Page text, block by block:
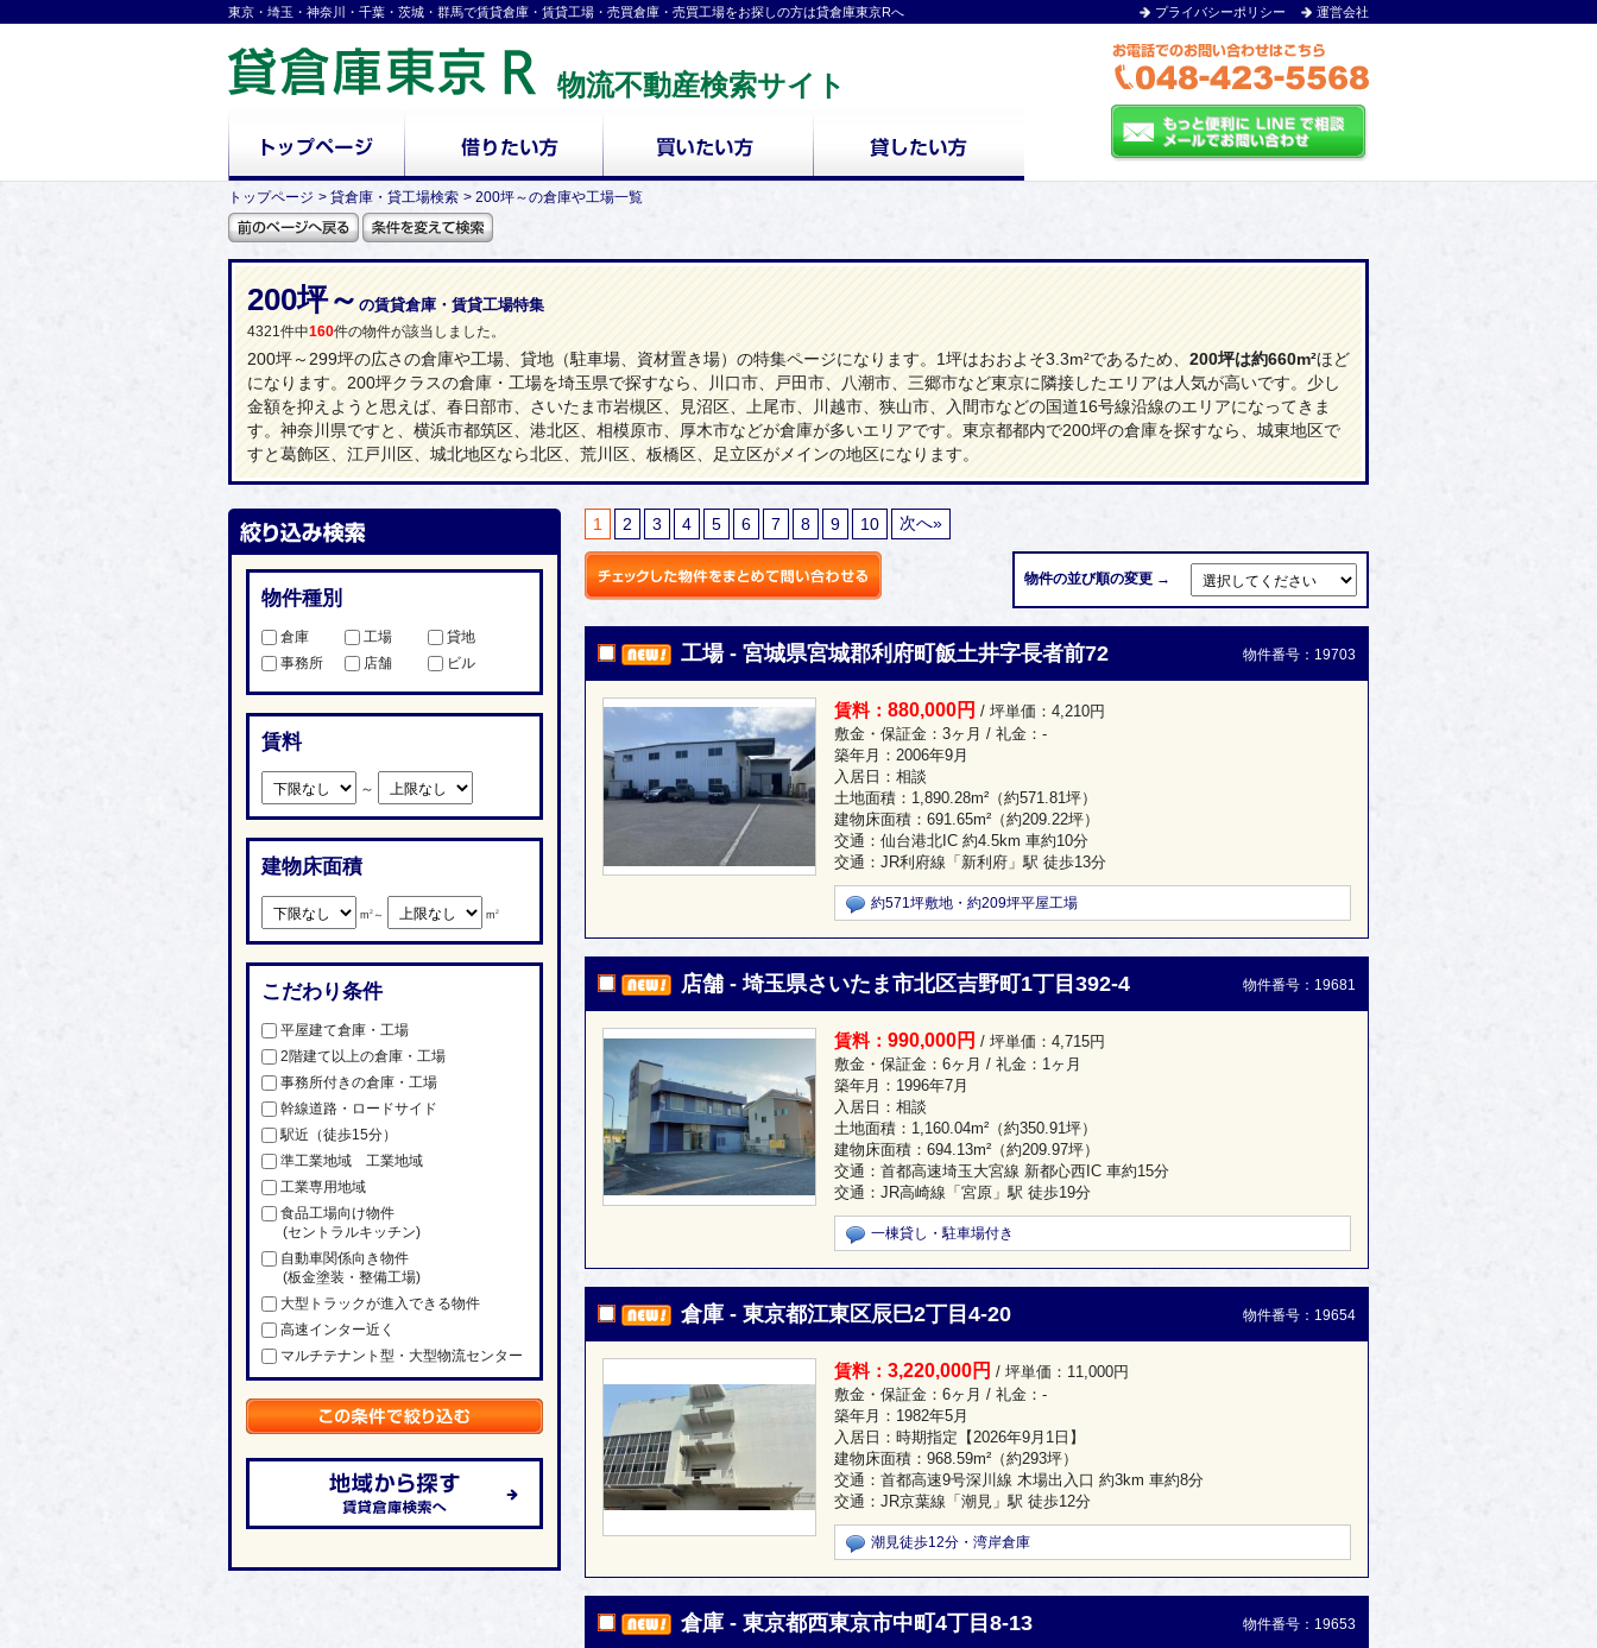
東京・埼玉・神奈川・千葉・茨城・群馬で賃貸倉庫・賃貸工場・売買倉庫・売買工場をお探しの方は貸倉庫東京Rへ プライバシーポリシー 運営会社
物流不動産検索サイト
トップページ 貸倉庫・貸工場検索 200坪～の倉庫や工場一覧
200坪～ の賃貸倉庫・賃貸工場特集
4321件中160件の物件が該当しました。
200坪～299坪の広さの倉庫や工場、貸地（駐車場、資材置き場）の特集ページになります。1坪はおおよそ3.3m²であるため、 200坪は約660m²ほど
になります。200坪クラスの倉庫・工場を埼玉県で探すなら、川口市、戸田市、八潮市、三郷市など東京に隣接したエリアは人気が高いです。少し
金額を抑えようと思えば、春日部市、さいたま市岩槻区、見沼区、上尾市、川越市、狭山市、入間市などの国道16号線沿線のエリアになってきま
す。神奈川県ですと、横浜市都筑区、港北区、相模原市、厚木市などが倉庫が多いエリアです。東京都都内で200坪の倉庫を探すなら、城東地区で
すと葛飾区、江戸川区、城北地区なら北区、荒川区、板橋区、足立区がメインの地区になります。
1 2 3 4 5 6 7 8 9 10 次へ»
物件の並び順の変更 →
工場 - 宮城県宮城郡利府町飯土井字長者前72 物件番号：19703
賃料： 880,000円 / 坪単価：4,210円
敷金・保証金：3ヶ月 / 礼金：-
築年月：2006年9月
入居日：相談
土地面積： 1,890.28m² （約571.81坪）
建物床面積： 691.65m² （約209.22坪）
交通：仙台港北IC 約4.5km 車約10分
交通：JR利府線「新利府」駅 徒歩13分
約571坪敷地・約209坪平屋工場
店舗 - 埼玉県さいたま市北区吉野町1丁目392-4 物件番号：19681
賃料： 990,000円 / 坪単価：4,715円
敷金・保証金：6ヶ月 / 礼金：1ヶ月
築年月：1996年7月
入居日：相談
土地面積： 1,160.04m² （約350.91坪）
建物床面積： 694.13m² （約209.97坪）
交通：首都高速埼玉大宮線 新都心西IC 車約15分
交通：JR高崎線「宮原」駅 徒歩19分
一棟貸し・駐車場付き
倉庫 - 東京都江東区辰巳2丁目4-20 物件番号：19654
賃料： 3,220,000円 / 坪単価：11,000円
敷金・保証金：6ヶ月 / 礼金：-
築年月：1982年5月
入居日：時期指定【2026年9月1日】
建物床面積： 968.59m² （約293坪）
交通：首都高速9号深川線 木場出入口 約3km 車約8分
交通：JR京葉線「潮見」駅 徒歩12分
潮見徒歩12分・湾岸倉庫
倉庫 - 東京都西東京市中町4丁目8-13 物件番号：19653
物件種別
倉庫 工場
貸地
事務所
店舗 ビル
賃料
～
建物床面積
m2 ～ m2
こだわり条件
平屋建て倉庫・工場
2階建て以上の倉庫・工場
事務所付きの倉庫・工場
幹線道路・ロードサイド
駅近（徒歩15分）
準工業地域 工業地域
工業専用地域
食品工場向け物件
(セントラルキッチン)
自動車関係向き物件
(板金塗装・整備工場)
大型トラックが進入できる物件
高速インター近く
マルチテナント型・大型物流センター